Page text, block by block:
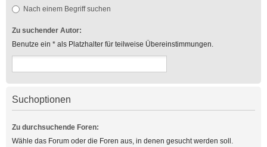
Nach einem Begriff suchen
Zu suchender Autor:
Benutze ein * als Platzhalter für teilweise Übereinstimmungen.
Suchoptionen
Zu durchsuchende Foren:
Wähle das Forum oder die Foren aus, in denen gesucht werden soll.